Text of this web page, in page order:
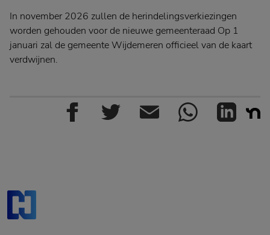
In november 2026 zullen de herindelingsverkiezingen
worden gehouden voor de nieuwe gemeenteraad Op 1
januari zal de gemeente Wijdemeren officieel van de kaart
verdwijnen.